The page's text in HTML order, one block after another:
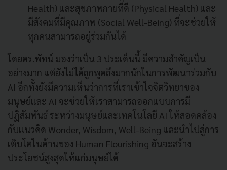
Health) และสุขภาพกายที่ดี (Physical Health) และ
มีสังคมที่มีคุณภาพ (Social Well-Being) ที่จะช่วยให้
ทุกคนสามารถอยู่ร่วมกันได้
โดยดร.พัทน์ มองว่าเป็น 3 ประเด็นนี้ มีความสำคัญเป็น
อย่างมาก แต่ยังไม่ได้ถูกพูดถึงมากนักในการพัฒนาร่วมกับ
AI อีกทั้งยังมีความเห็นว่าการที่เราเข้าใจจิตวิทยาของ
มนุษย์และ AI จะช่วยให้เราสามารถออกแบบการมี
ปฏิสัมพันธ์ ระหว่างมนุษย์และเทคโนโลยี AI ให้สอดคล้อง
กับแนวคิด Wonder, Wisdom, Well-Being และนำไปสู่การ
เติบโตในด้านของ Human Flourishing อันจะสร้าง
ประโยชน์สูงสุดให้แก่มนุษย์ได้